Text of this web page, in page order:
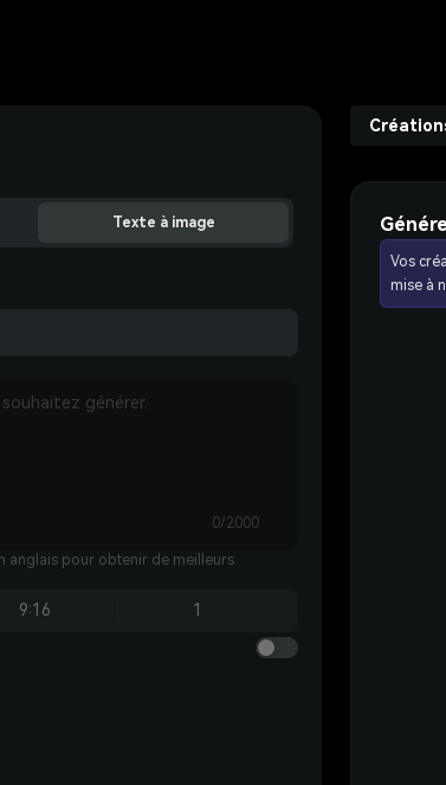
Texte à image
0/2000
anglais pour obtenir de meilleurs
9:16 1
Vos
mise à